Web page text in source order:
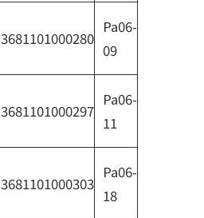
3681101000280
Pa06-
09
3681101000297
Pa06-
11
3681101000303
Pa06-
18